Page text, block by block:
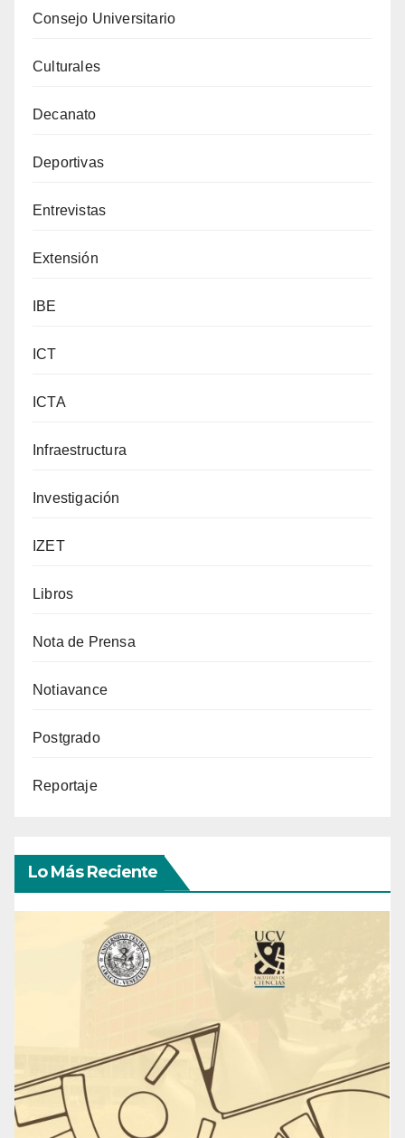
Consejo Universitario
Culturales
Decanato
Deportivas
Entrevistas
Extensión
IBE
ICT
ICTA
Infraestructura
Investigación
IZET
Libros
Nota de Prensa
Notiavance
Postgrado
Reportaje
Lo Más Reciente